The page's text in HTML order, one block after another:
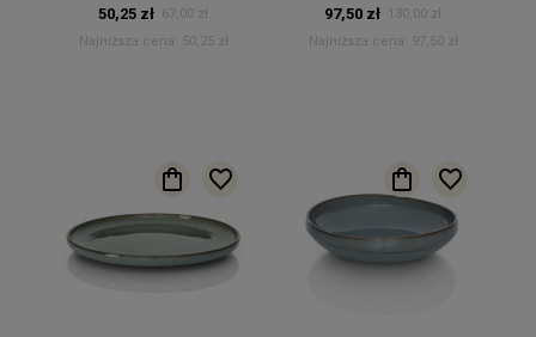
50,25 zł 67,00 zł
Najniższa cena:
50,25 zł
97,50 zł
130,00 zł
Najniższa cena:
97,50 zł